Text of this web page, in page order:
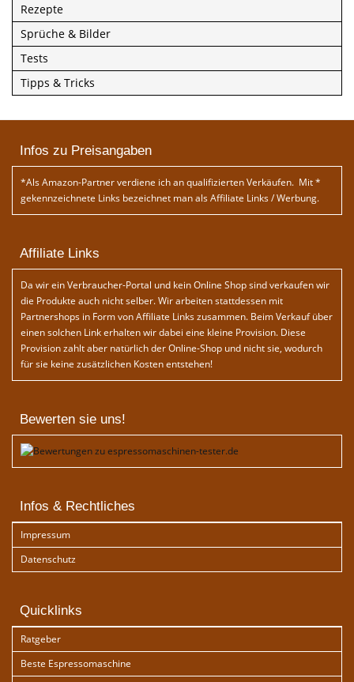
Rezepte
Sprüche & Bilder
Tests
Tipps & Tricks
Infos zu Preisangaben
*Als Amazon-Partner verdiene ich an qualifizierten Verkäufen. Mit *
gekennzeichnete Links bezeichnet man als Affiliate Links / Werbung.
Affiliate Links
Da wir ein Verbraucher-Portal und kein Online Shop sind verkaufen wir
die Produkte auch nicht selber. Wir arbeiten stattdessen mit
Partnershops in Form von Affiliate Links zusammen. Beim Verkauf über
einen solchen Link erhalten wir dabei eine kleine Provision. Diese
Provision zahlt aber natürlich der Online-Shop und nicht sie, wodurch
für sie keine zusätzlichen Kosten entstehen!
Bewerten sie uns!
Infos & Rechtliches
Impressum
Datenschutz
Quicklinks
Ratgeber
Beste Espressomaschine